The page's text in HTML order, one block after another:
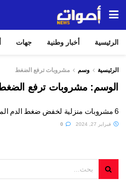
الرئيسية أخبار وطنية جهات
الرئيسية وسم مشروبات ترفع الضغط
الوسم: مشروبات ترفع
6 مشروبات منزلية لخفض ضغط الدم المرتفع
فبراير 27, 2024